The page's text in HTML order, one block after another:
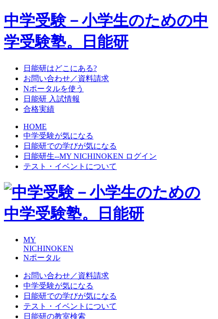
中学受験－小学生のための中
学受験塾。日能研
日能研はどこにある?
お問い合わせ／資料請求
Nポータルを使う
日能研 入試情報
合格実績
HOME
中学受験が気になる
日能研での学びが気になる
日能研生--MY NICHINOKEN ログイン
テスト・イベントについて
MY
NICHINOKEN
Nポータル
お問い合わせ／資料請求
中学受験が気になる
日能研での学びが気になる
テスト・イベントについて
日能研の教室検索